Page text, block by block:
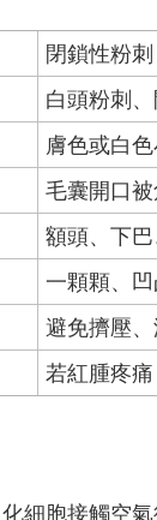
閉鎖性粉刺
白頭粉刺
膚色或白
毛囊開口
額頭、下
一顆顆、
避免擠壓
若紅腫疼
細胞接觸空